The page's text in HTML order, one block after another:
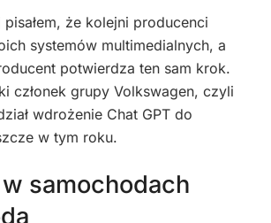
że kolejni producenci
systemów multimedialnych, a
potwierdza ten sam krok.
członek grupy Volkswagen, czyli
wdrożenie Chat GPT do
w tym roku.
w samochodach